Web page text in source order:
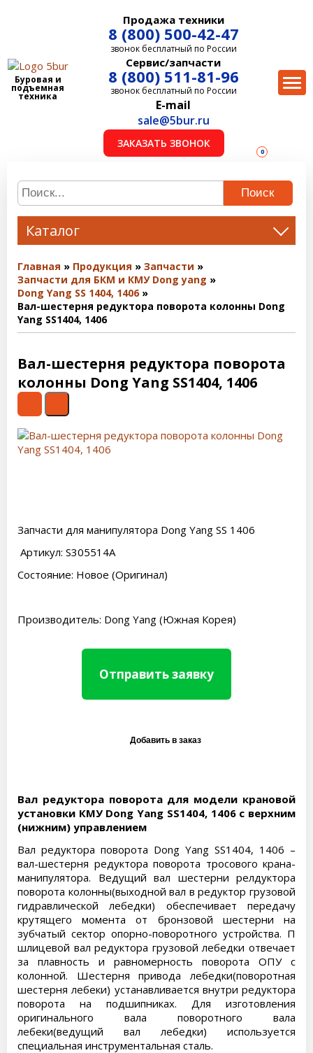
Буровая и
подъемная
техника
Продажа техники
8 (800) 500-42-47
звонок бесплатный по России
Сервис/запчасти
8 (800) 511-81-96
звонок бесплатный по России
E-mail
sale@5bur.ru
ЗАКАЗАТЬ ЗВОНОК
0
Поиск
Каталог
Главная Продукция
Запчасти
Запчасти для БКМ и КМУ Dong yang
Dong Yang SS 1404, 1406
Вал-шестерня редуктора поворота колонны Dong
Yang SS1404, 1406
Вал-шестерня редуктора поворота
колонны Dong Yang SS1404, 1406
Запчасти для манипулятора Dong Yang SS 1406
Артикул: S305514A
Состояние: Новое (Оригинал)
Производитель: Dong Yang (Южная Корея)
Отправить заявку
Вал редуктора поворота для модели крановой
установки КМУ Dong Yang SS1404, 1406 с верхним
(нижним) управлением
Вал редуктора поворота Dong Yang SS1404, 1406 –
вал-шестерня редуктора поворота тросового крана-
манипулятора. Ведущий вал шестерни релдуктора
поворота колонны(выходной вал в редуктор грузовой
гидравлической лебедки) обеспечивает передачу
крутящего момента от бронзовой шестерни на
зубчатый сектор опорно-поворотного устройства. П
шлицевой вал редуктора грузовой лебедки отвечает
за плавность и равномерность поворота ОПУ с
колонной. Шестерня привода лебедки(поворотная
шестерня лебеки) устанавливается внутри редуктора
поворота на подшипниках. Для изготовления
оригинального вала поворотного вала
лебеки(ведущий вал лебедки) используется
специальная инструментальная сталь.